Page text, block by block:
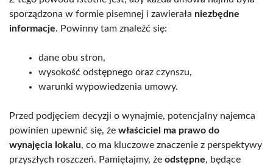
sporządzona w formie pisemnej i zawierała niezbędne
informacje. Powinny tam znaleźć się:
dane obu stron,
wysokość odstępnego oraz czynszu,
warunki wypowiedzenia umowy.
Przed podjęciem decyzji o wynajmie, potencjalny najemca
powinien upewnić się, że właściciel ma prawo do
wynajęcia lokalu, co ma kluczowe znaczenie z perspektywy
przyszłych roszczeń. Pamiętajmy, że odstępne, będące